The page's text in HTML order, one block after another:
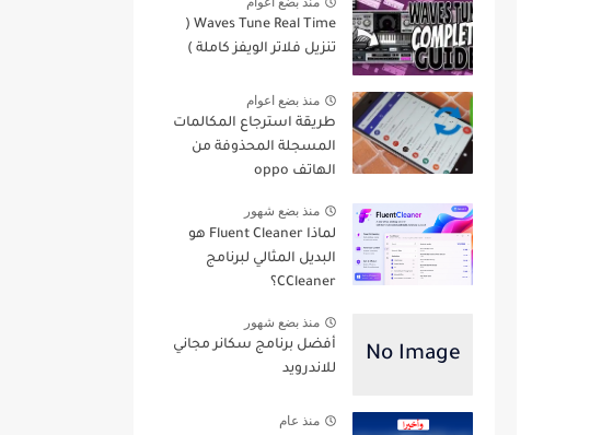
Waves Tune Real Time (
تنزيل فلاتر الويفز كاملة )
منذ بضع اعوام
طريقة استرجاع المكالمات
المسجلة المحذوفة من
الهاتف oppo
منذ بضع شهور
لماذا Fluent Cleaner هو
البديل المثالي لبرنامج
CCleaner؟
منذ بضع شهور
أفضل برنامج سكانر مجاني
للاندرويد
منذ عام